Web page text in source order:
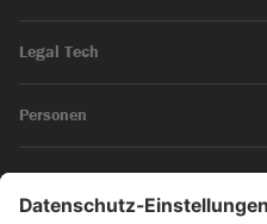
Legal Tech
Personen
News